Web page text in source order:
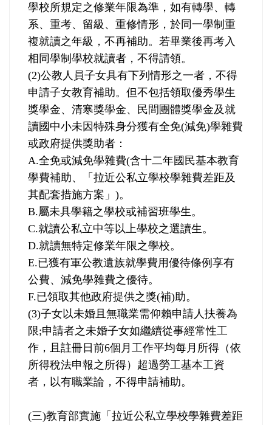
學校所規定之修業年限為準，如有轉學、轉
系、重考、留級、重修情形，於同一學制重
複就讀之年級，不再補助。若畢業後再考入
相同學制學校就讀者，不得請領。
(2)公教人員子女具有下列情形之一者，不得
申請子女教育補助。但不包括領取優秀學生
獎學金、清寒獎學金、民間團體獎學金及就
讀國中小未因特殊身分獲有全免(減免)學雜費
或政府提供獎助者：
A.全免或減免學雜費(含十二年國民基本教育
學費補助、「拉近公私立學校學雜費差距及
其配套措施方案」 )。
B.屬未具學籍之學校或補習班學生。
C.就讀公私立中等以上學校之選讀生。
D.就讀無特定修業年限之學校。
E.已獲有軍公教遺族就學費用優待條例享有
公費、減免學雜費之優待。
F.已領取其他政府提供之獎(補)助。
(3)子女以未婚且無職業需仰賴申請人扶養為
限;申請者之未婚子女如繼續從事經常性工
作，且註冊日前6個月工作平均每月所得（依
所得稅法申報之所得）超過勞工基本工資
者，以有職業論，不得申請補助。
(三)教育部實施「拉近公私立學校學雜費差距